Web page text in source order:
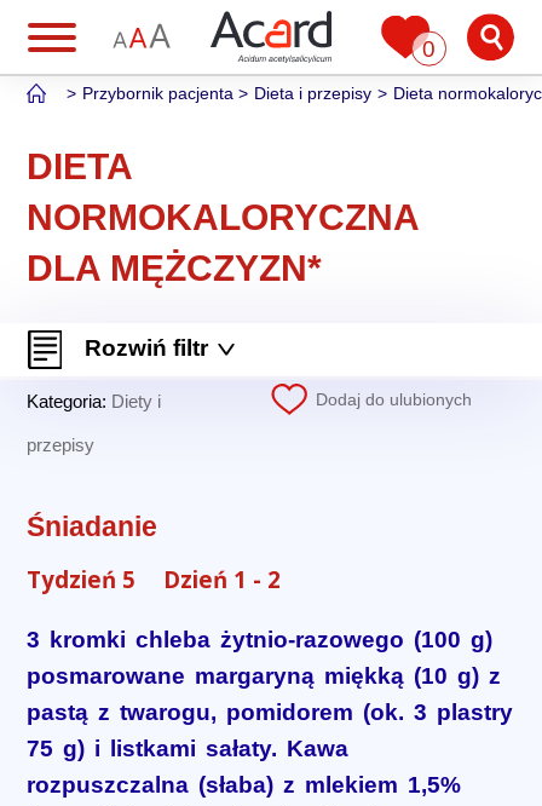
0
Przybornik pacjenta Dieta i przepisy Dieta
DIETA
NORMOKALORYCZNA
DLA MĘŻCZYZN*
Rozwiń filtr
Kategoria: Diety i
przepisy
Dodaj do ulubionych
Śniadanie
Tydzień 5 Dzień 1 - 2
3 kromki chleba żytnio-razowego (100 g)
posmarowane margaryną miękką (10 g) z
pastą z twarogu, pomidorem (ok. 3 plastry
75 g) i listkami sałaty. Kawa
rozpuszczalna (słaba) z mlekiem 1,5%